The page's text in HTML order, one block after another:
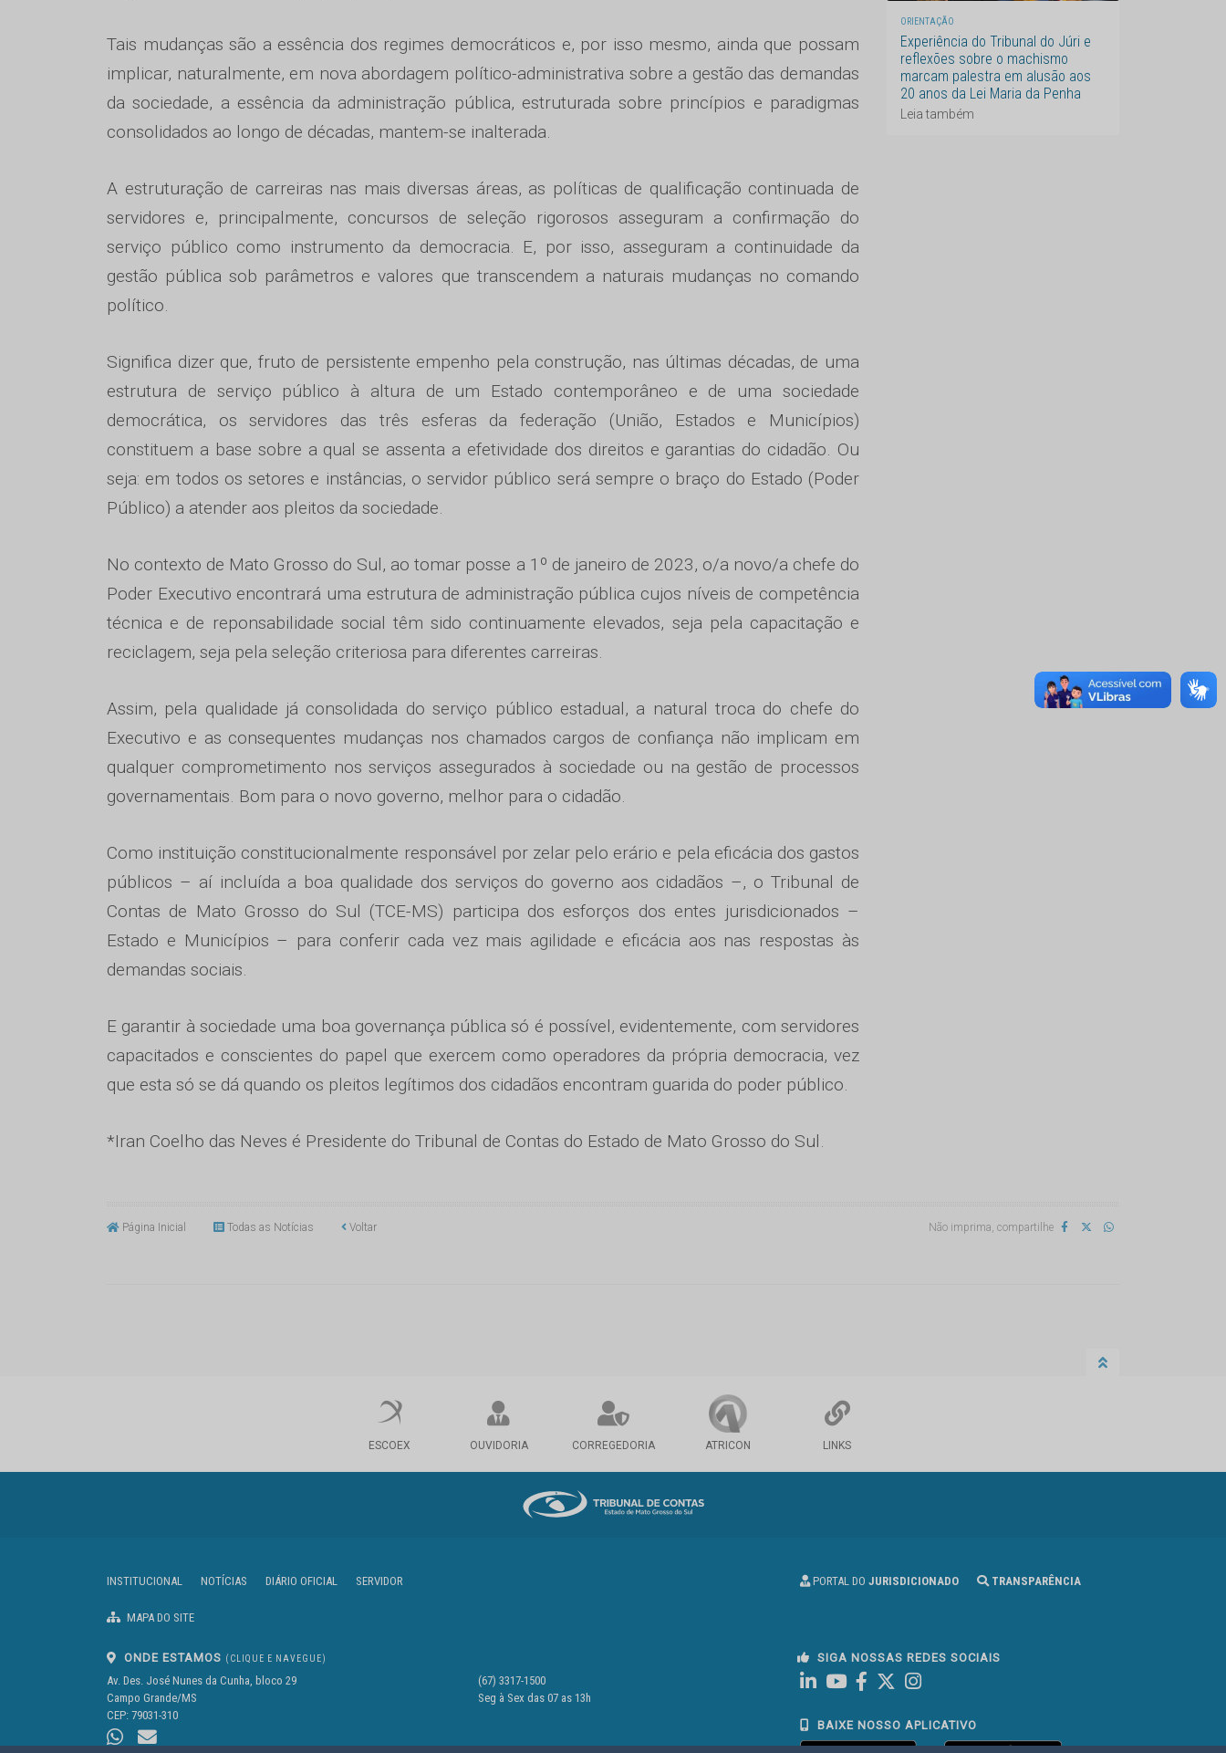
Tais mudanças são a essência dos regimes democráticos e, por isso mesmo, ainda que possam
implicar, naturalmente, em nova abordagem político-administrativa sobre a gestão das demandas
da sociedade, a essência da administração pública, estruturada sobre princípios e paradigmas
consolidados ao longo de décadas, mantem-se inalterada.
A estruturação de carreiras nas mais diversas áreas, as políticas de qualificação continuada de
servidores e, principalmente, concursos de seleção rigorosos asseguram a confirmação do
serviço público como instrumento da democracia. E, por isso, asseguram a continuidade da
gestão pública sob parâmetros e valores que transcendem a naturais mudanças no comando
político.
Significa dizer que, fruto de persistente empenho pela construção, nas últimas décadas, de uma
estrutura de serviço público à altura de um Estado contemporâneo e de uma sociedade
democrática, os servidores das três esferas da federação (União, Estados e Municípios)
constituem a base sobre a qual se assenta a efetividade dos direitos e garantias do cidadão. Ou
seja: em todos os setores e instâncias, o servidor público será sempre o braço do Estado (Poder
Público) a atender aos pleitos da sociedade.
No contexto de Mato Grosso do Sul, ao tomar posse a 1º de janeiro de 2023, o/a novo/a chefe do
Poder Executivo encontrará uma estrutura de administração pública cujos níveis de competência
técnica e de reponsabilidade social têm sido continuamente elevados, seja pela capacitação e
reciclagem, seja pela seleção criteriosa para diferentes carreiras.
Assim, pela qualidade já consolidada do serviço público estadual, a natural troca do chefe do
Executivo e as consequentes mudanças nos chamados cargos de confiança não implicam em
qualquer comprometimento nos serviços assegurados à sociedade ou na gestão de processos
governamentais. Bom para o novo governo, melhor para o cidadão.
Como instituição constitucionalmente responsável por zelar pelo erário e pela eficácia dos gastos
públicos – aí incluída a boa qualidade dos serviços do governo aos cidadãos –, o Tribunal de
Contas de Mato Grosso do Sul (TCE-MS) participa dos esforços dos entes jurisdicionados –
Estado e Municípios – para conferir cada vez mais agilidade e eficácia aos nas respostas às
demandas sociais.
E garantir à sociedade uma boa governança pública só é possível, evidentemente, com servidores
capacitados e conscientes do papel que exercem como operadores da própria democracia, vez
que esta só se dá quando os pleitos legítimos dos cidadãos encontram guarida do poder público.
*Iran Coelho das Neves é Presidente do Tribunal de Contas do Estado de Mato Grosso do Sul.
ORIENTAÇÃO
Experiência do Tribunal do Júri e
reflexões sobre o machismo
marcam palestra em alusão aos
20 anos da Lei Maria da Penha
Leia também
Página Inicial Todas as Notícias Voltar Não imprima, compartilhe
ESCOEX OUVIDORIA CORREGEDORIA ATRICON LINKS
INSTITUCIONAL NOTÍCIAS DIÁRIO OFICIAL SERVIDOR PORTAL DO JURISDICIONADO TRANSPARÊNCIA
MAPA DO SITE
ONDE ESTAMOS (CLIQUE E NAVEGUE)
Av. Des. José Nunes da Cunha, bloco 29
Campo Grande/MS
CEP: 79031-310
(67) 3317-1500
Seg à Sex das 07 as 13h
SIGA NOSSAS REDES SOCIAIS
Linked In
Youtube
FacebookInstagram
BAIXE NOSSO APLICATIVO